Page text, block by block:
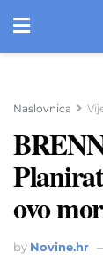
Naslovnica
ovo
by Novine.hr